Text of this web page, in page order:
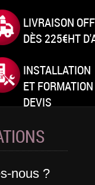
LIVRAISON
DÈS 225€HT
INSTALLATION
ET
DEVIS
nous ?